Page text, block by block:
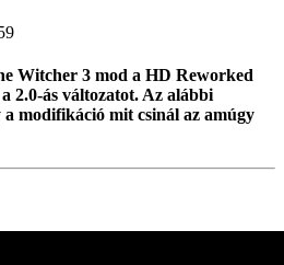
Witcher 3 mod a HD Reworked
2.0-ás változatot. Az alábbi
modifikáció mit csinál az amúgy